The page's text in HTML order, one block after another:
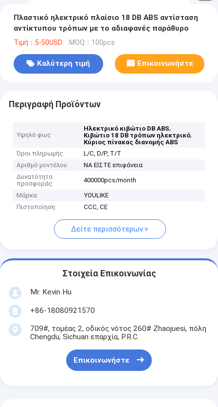
Πλαστικό ηλεκτρικό πλαίσιο 18 DB ABS αντίσταση
αντίκτυπου τρόπων με το αδιαφανές παράθυρο
Τιμή：5-50USD MOQ：100pcs
Καλύτερη τιμή Επικοινωνήστε
Περιγραφή Προϊόντων
Υψηλό φως
Ηλεκτρικό κιβώτιο DB ABS,
Κιβώτιο 18 DB τρόπων ηλεκτρικό,
Κύριος πίνακας διανομής ABS
Όροι πληρωμής
L/C, D/P, T/T
Αριθμό μοντέλου
ΝΑ ΕΙΣΤΕ επιφάνεια
Δυνατότητα
προσφοράς
400000pcs/month
Μάρκα
YOULIKE
Πιστοποίηση
CCC, CE
Δείτε περισσότερων
Στοιχεία Επικοινωνίας
Mr. Kevin Hu
+86-18080921570
709#, τομέας 2, οδικός νότος 260# Zhaojuesi, πόλη
Chengdu, Sichuan επαρχία, P.R.C.
Επικοινωνήστε